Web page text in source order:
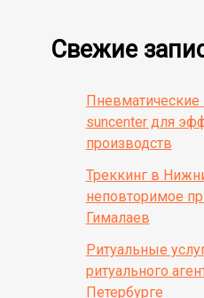
Свежие
suncenter для
производств
Треккинг в
неповторимое
Гималаев
Ритуальные
ритуального
Петербурге